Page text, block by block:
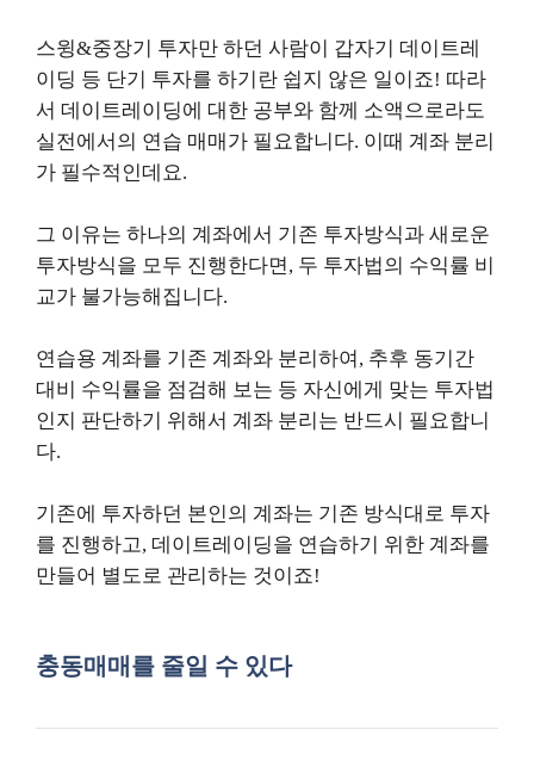
스윙&중장기 투자만 하던 사람이 갑자기 데이트레
이딩 등 단기 투자를 하기란 쉽지 않은 일이죠! 따라
서 데이트레이딩에 대한 공부와 함께 소액으로라도
실전에서의 연습 매매가 필요합니다. 이때 계좌 분리
가 필수적인데요.
그 이유는 하나의 계좌에서 기존 투자방식과 새로운
투자방식을 모두 진행한다면, 두 투자법의 수익률 비
교가 불가능해집니다.
연습용 계좌를 기존 계좌와 분리하여, 추후 동기간
대비 수익률을 점검해 보는 등 자신에게 맞는 투자법
인지 판단하기 위해서 계좌 분리는 반드시 필요합니
다.
기존에 투자하던 본인의 계좌는 기존 방식대로 투자
를 진행하고, 데이트레이딩을 연습하기 위한 계좌를
만들어 별도로 관리하는 것이죠!
충동매매를 줄일 수 있다